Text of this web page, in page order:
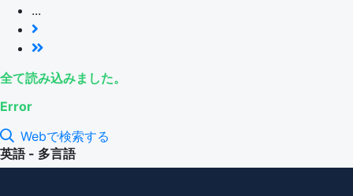
...
全て読み込みました。
Error
Webで検索する
英語 - 多言語